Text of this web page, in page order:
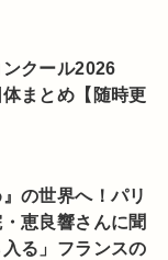
ンクール2026
まとめ【随時更
の世界へ！パリ
恵良響さんに聞
る」フランスの